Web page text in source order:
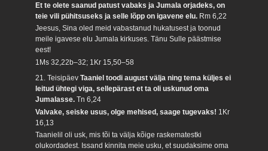
Et te olete saanud patust vabaks ja Jumala orjadeks, on
teie vili pühitsuseks ja selle lõpp on igavene elu. Rm 6,22
Jeesus, Sina oled meid vabastanud hukatusest ja toonud
meile igavese elu Jumala kirkuses. Tänu Sulle päästmise
eest!
1Ms 32,22b–32; 1Kr 15,50–58
21. TeisipäevTaaniel toodi august välja ning tema küljes ei
leitud ühtegi viga, sellepärast et ta oli uskunud oma
Jumalasse.Tn 6,24
Valvake, seiske usus, olge mehised, saage tugevaks! 1Kr
16,13
Taanielil oli usk, mis tõi ta välja kõige raskematestki
olukordadest. Issand kinnita meie usku, et suudaksime oma